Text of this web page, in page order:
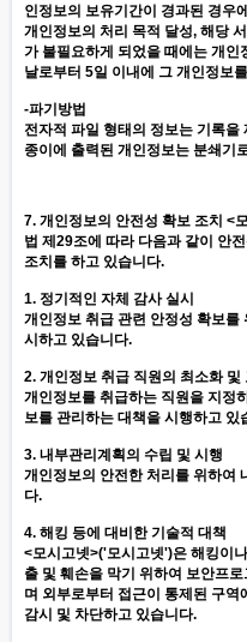
인정보의 보유기간이 경과된 경우
개인정보의 처리 목적 달성, 해당
가 불필요하게 되었을 때에는 개
날로부터 5일 이내에 그 개인정보
-파기방법
전자적 파일 형태의 정보는 기록
종이에 출력된 개인정보는 분쇄기
7. 개인정보의 안전성 확보 조치 <
법 제29조에 따라 다음과 같이 안
조치를 하고 있습니다.
1. 정기적인 자체 감사 실시
개인정보 취급 관련 안정성 확보를
시하고 있습니다.
2. 개인정보 취급 직원의 최소화 및
개인정보를 취급하는 직원을 지정
보를 관리하는 대책을 시행하고 있
3. 내부관리계획의 수립 및 시행
개인정보의 안전한 처리를 위하여
다.
4. 해킹 등에 대비한 기술적 대책
<모시고넷>('모시고넷')은 해킹이
출 및 훼손을 막기 위하여 보안프
며 외부로부터 접근이 통제된 구
감시 및 차단하고 있습니다.